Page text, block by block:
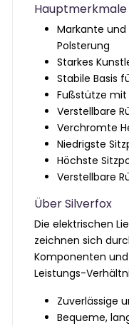
Hauptmerkmale
Markante
Polsterung
Starkes
Stabile Basis
Fußstütze mit
Verstellbare
Verchromte
Niedrigste
Höchste
Verstellbare
Über Silverfox
Die elektrischen
zeichnen sich
Komponenten
Leistungs-
Zuverlässige
Bequeme,